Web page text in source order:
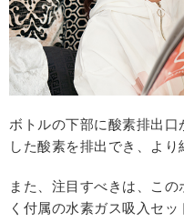
ボトルの下部に酸素排出
した酸素を排出でき、より
また、注目すべきは、こ
く付属の水素ガス吸入セ